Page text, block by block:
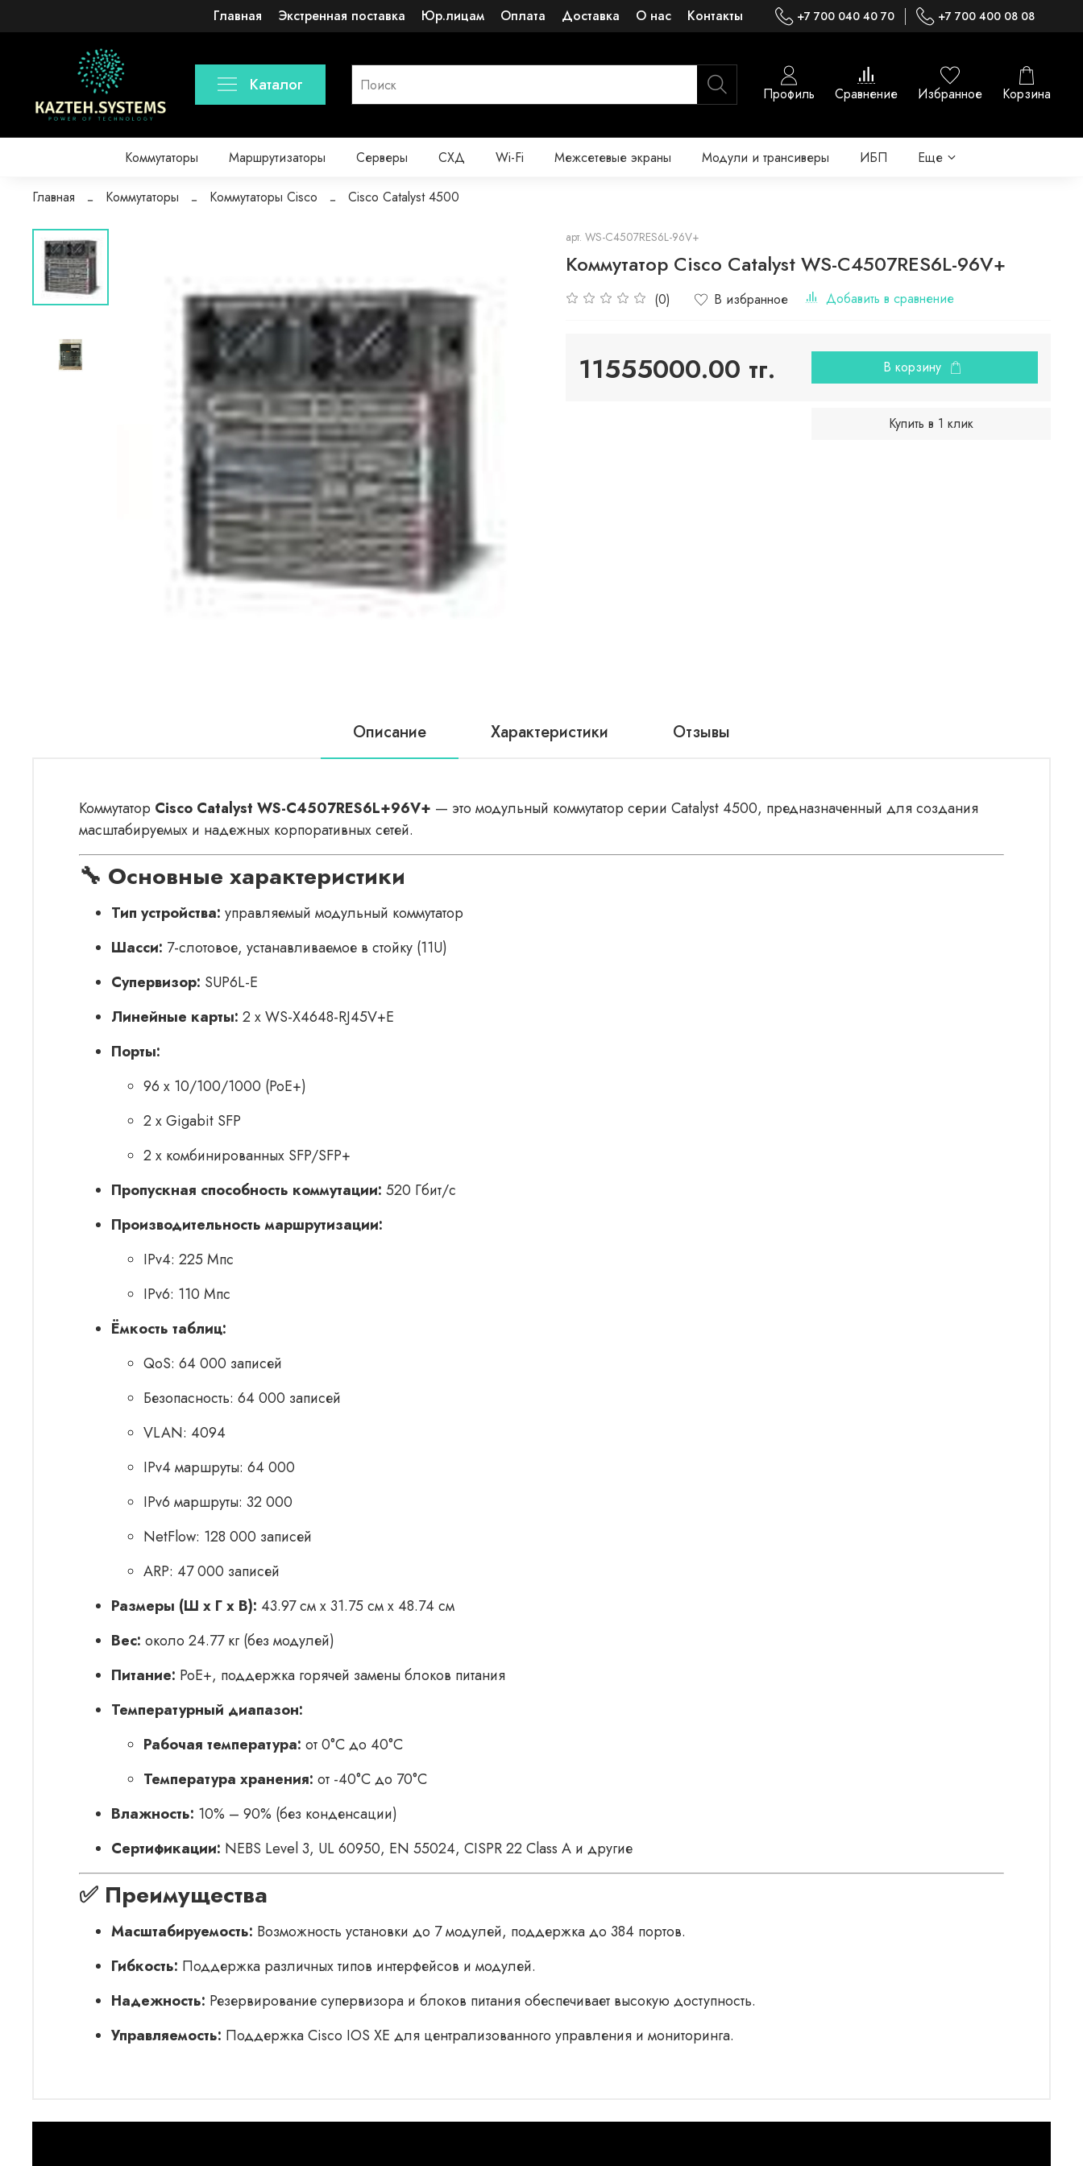
Главная Экстренная поставка Юр.лицам Оплата Доставка О нас Контакты +7 700 040 40 70 +7 700 400 08 08
Каталог Профиль Сравнение Избранное Корзина
Коммутаторы Маршрутизаторы Серверы СХД Wi-Fi Межсетевые экраны Модули и трансиверы ИБП Еще
Главная Коммутаторы Коммутаторы Cisco Cisco Catalyst 4500
арт. WS-C4507RES6L-96V+
Коммутатор Cisco Catalyst WS-C4507RES6L-96V+
(0) В избранное Добавить в сравнение
11555000.00 тг. В корзину
Купить в 1 клик
Описание Характеристики Отзывы
Коммутатор Cisco Catalyst WS-C4507RES6L+96V+ — это модульный коммутатор серии Catalyst 4500, предназначенный для создания
масштабируемых и надежных корпоративных сетей.
🔧 Основные характеристики
Тип устройства: управляемый модульный коммутатор
Шасси: 7-слотовое, устанавливаемое в стойку (11U)
Супервизор: SUP6L-E
Линейные карты: 2 x WS-X4648-RJ45V+E
Порты:
96 x 10/100/1000 (PoE+)
2 x Gigabit SFP
2 x комбинированных SFP/SFP+
Пропускная способность коммутации: 520 Гбит/с
Производительность маршрутизации:
IPv4: 225 Мпс
IPv6: 110 Мпс
Ёмкость таблиц:
QoS: 64 000 записей
Безопасность: 64 000 записей
VLAN: 4094
IPv4 маршруты: 64 000
IPv6 маршруты: 32 000
NetFlow: 128 000 записей
ARP: 47 000 записей
Размеры (Ш x Г x В): 43.97 см x 31.75 см x 48.74 см
Вес: около 24.77 кг (без модулей)
Питание: PoE+, поддержка горячей замены блоков питания
Температурный диапазон:
Рабочая температура: от 0°C до 40°C
Температура хранения: от -40°C до 70°C
Влажность: 10% – 90% (без конденсации)
Сертификации: NEBS Level 3, UL 60950, EN 55024, CISPR 22 Class A и другие
✅ Преимущества
Масштабируемость: Возможность установки до 7 модулей, поддержка до 384 портов.
Гибкость: Поддержка различных типов интерфейсов и модулей.
Надежность: Резервирование супервизора и блоков питания обеспечивает высокую доступность.
Управляемость: Поддержка Cisco IOS XE для централизованного управления и мониторинга.